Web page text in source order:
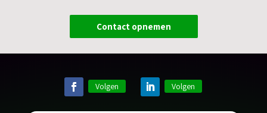
Contact opnemen
Volgen Volgen